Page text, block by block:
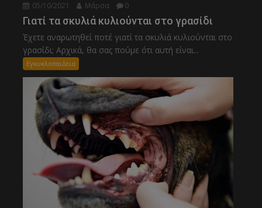
05/10/2021 Μάρσα 0
Γιατί τα σκυλιά κυλιούνται στο γρασίδι
Έχετε αναρωτηθεί ποτέ γιατί τα σκυλιά κυλιούνται στο
γρασίδι; Αρχικά, θα σας πούμε ότι αυτή είναι...
Εγκυκλοπαιδεια